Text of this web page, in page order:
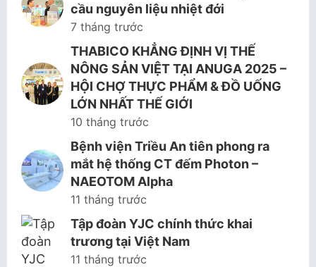
cầu nguyên liệu nhiệt đới
7 tháng trước
THABICO KHẲNG ĐỊNH VỊ THẾ
NÔNG SẢN VIỆT TẠI ANUGA 2025 –
HỘI CHỢ THỰC PHẨM & ĐỒ UỐNG
LỚN NHẤT THẾ GIỚI
10 tháng trước
Bệnh viện Triều An tiên phong ra
mắt hệ thống CT đếm Photon –
NAEOTOM Alpha
11 tháng trước
Tập đoàn YJC chính thức khai
trương tại Việt Nam
11 tháng trước